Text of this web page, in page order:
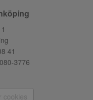
41
3776
cookies